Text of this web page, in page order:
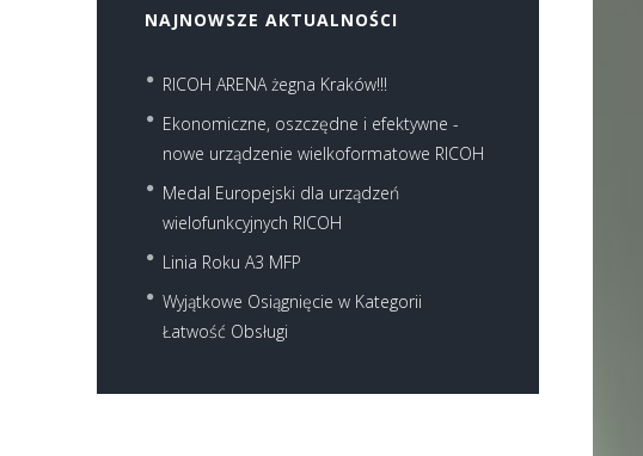
1
NAJNOWSZE AKTUALNOŚCI
RICOH ARENA żegna Kraków!!!
Ekonomiczne, oszczędne i efektywne -
nowe urządzenie wielkoformatowe RICOH
Medal Europejski dla urządzeń
wielofunkcyjnych RICOH
Linia Roku A3 MFP
Wyjątkowe Osiągnięcie w Kategorii
Łatwość Obsługi